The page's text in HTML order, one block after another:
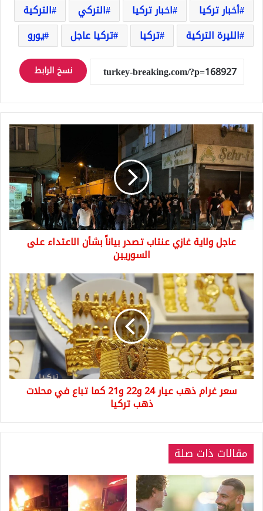
أخبار تركيا اخبار تركيا التركي
التركية
الليرة التركية
تركيا تركيا عاجل يورو
نسخ الرابط
عاجل
ولاية
غازي
عنتاب
تصدر
بياناً
بشأن
الاعتداء
على
السوريينعاجل ولاية غازي عنتاب تصدر بياناً بشأن الاعتداء على
السوريين
سعر
غرام
ذهب
عيار
24
و22
و21
كما
تباع
تركيا
سعر غرام ذهب عيار 24 و22 و21 كما تباع في محلات
ذهب تركيا
مقالات ذات صلة